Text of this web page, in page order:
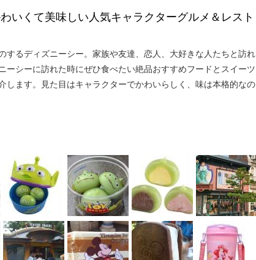
いくて美味しい人気キャラクターグルメ＆レスト
するディズニーシー。家族や友達、恋人、大好きな人たちと訪れ
ーシーに訪れた時にぜひ食べたい絶品おすすめフードとスイーツ
します。見た目はキャラクターでかわいらしく、味は本格的なの